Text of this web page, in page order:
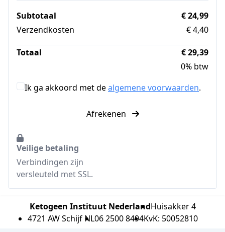
Subtotaal
€ 24,99
Verzendkosten
€ 4,40
Totaal
€ 29,39
0% btw
Ik ga akkoord met dealgemene voorwaarden.
Afrekenen
Veilige betaling
Verbindingen zijn
versleuteld met SSL.
Ketogeen Instituut NederlandHuisakker 4
4721 AW Schijf NL06 2500 8494KvK: 50052810